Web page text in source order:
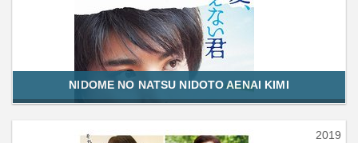
NIDOME NO NATSU NIDOTO AENAI KIMI
2019